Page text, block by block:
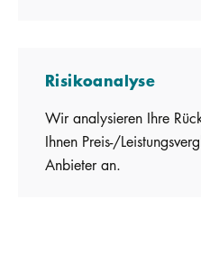
Risikoanalyse
Wir analysieren Ihre
Ihnen Preis-/
Anbieter an.